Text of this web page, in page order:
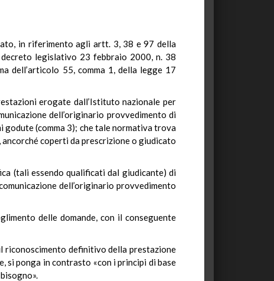
in riferimento agli artt. 3, 38 e 97 della
legislativo 23 febbraio 2000, n. 38
dell’articolo 55, comma 1, della legge 17
erogate dall’Istituto nazionale per
dell’originario provvedimento di
(comma 3); che tale normativa trova
coperti da prescrizione o giudicato
(tali essendo qualificati dal giudicante) di
dell’originario provvedimento
delle domande, con il conseguente
riconoscimento definitivo della prestazione
si ponga in contrasto «con i principi di base